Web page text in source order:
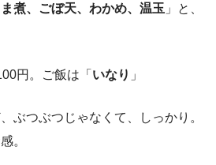
煮、ごぼ天、わかめ、温玉 」と、
円。ご飯は「 いなり 」
ぶつぶつじゃなくて、しっかり。
。